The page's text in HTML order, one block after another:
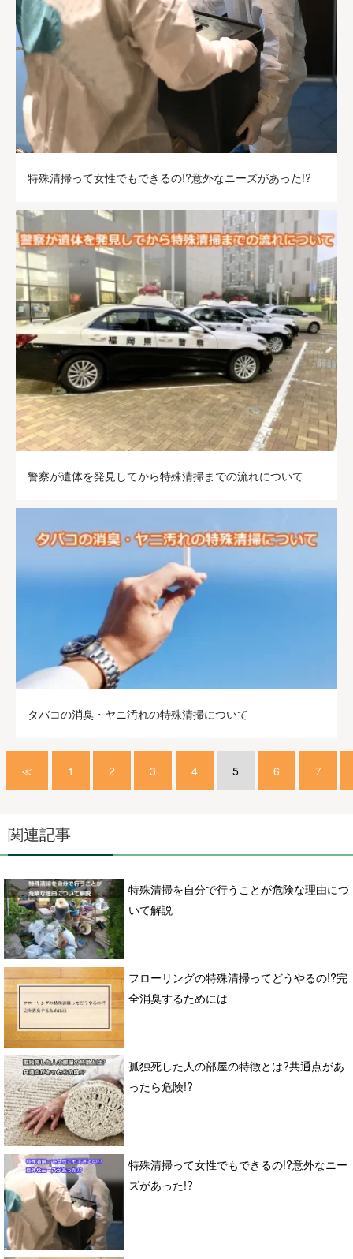
特殊清掃って女性でもできるの!?意外なニーズがあった!?
警察が遺体を発見してから特殊清掃までの流れについて
タバコの消臭・ヤニ汚れの特殊清掃について
≪ 1 2 3 4 5 6 7
関連記事
特殊清掃を自分で行うことが危険な理由につ
いて解説
フローリングの特殊清掃ってどうやるの!?完
全消臭するためには
孤独死した人の部屋の特徴とは?共通点があ
ったら危険!?
特殊清掃って女性でもできるの!?意外なニー
ズがあった!?